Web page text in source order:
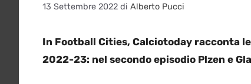
13 Settembre 2022 di Alberto Pucci
In Football Cities, Calciotoday racconta
2022-23: nel secondo episodio Plzen e